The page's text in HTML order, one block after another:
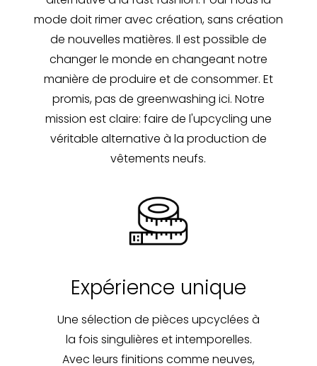
mode doit rimer avec création, sans création
de nouvelles matières. Il est possible de
changer le monde en changeant notre
manière de produire et de consommer. Et
promis, pas de greenwashing ici. Notre
mission est claire: faire de l'upcycling une
véritable alternative à la production de
vêtements neufs.
Expérience unique
Une sélection de pièces upcyclées à
la fois singulières et intemporelles.
Avec leurs finitions comme neuves,